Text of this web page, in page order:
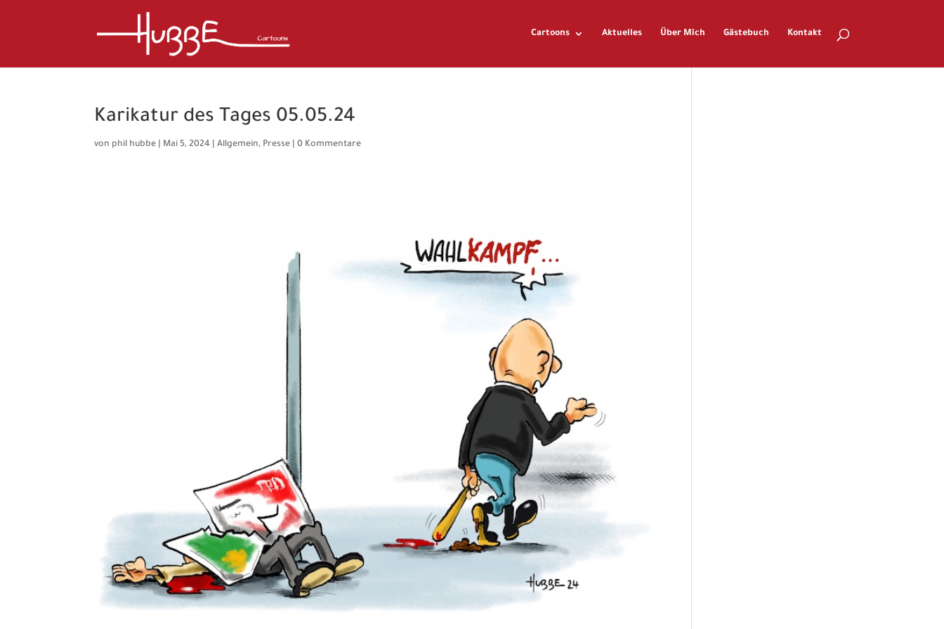
Cartoons Aktuelles Über Mich Gästebuch Kontakt
Karikatur des Tages 05.05.24
von phil hubbe Mai 5, 2024 |Allgemein, Presse |0 Kommentare